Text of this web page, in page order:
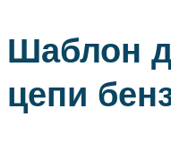
Шаблон
цепи